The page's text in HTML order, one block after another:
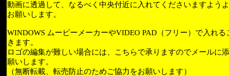
動画に透過して、なるべく中央付近に入れてくださいますよう
お願いします。
WINDOWS ムービーメーカーやVIDEO PAD（フリー）で入れる
きます。
ロゴの編集が難しい場合には、こちらで承りますのでメールに
願いします。
（無断転載、転売防止のためご協力をお願いします）